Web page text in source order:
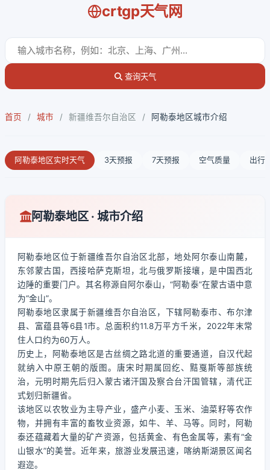
crtgp天气网
查询天气
首页 / 城市 / 新疆维吾尔自治区 / 阿勒泰地区城市介绍
阿勒泰地区实时天气 3天预报 7天预报 空气质量 出行
阿勒泰地区 · 城市介绍
阿勒泰地区位于新疆维吾尔自治区北部，地处阿尔泰山南麓，
东邻蒙古国，西接哈萨克斯坦，北与俄罗斯接壤，是中国西北
边陲的重要门户。其名称源自阿尔泰山，“阿勒泰”在蒙古语中意
为“金山”。
阿勒泰地区隶属于新疆维吾尔自治区，下辖阿勒泰市、布尔津
县、富蕴县等6县1市。总面积约11.8万平方千米，2022年末常
住人口约为60万人。
历史上，阿勒泰地区是古丝绸之路北道的重要通道，自汉代起
就纳入中原王朝的版图。唐宋时期属回纥、黠戛斯等部族统
治，元明时期先后归入蒙古诸汗国及察合台汗国管辖，清代正
式划归新疆省。
该地区以农牧业为主导产业，盛产小麦、玉米、油菜籽等农作
物，并拥有丰富的畜牧业资源，如牛、羊、马等。同时，阿勒
泰还蕴藏着大量的矿产资源，包括黄金、有色金属等，素有“金
山银水”的美誉。近年来，旅游业发展迅速，喀纳斯湖景区闻名
遐迩。